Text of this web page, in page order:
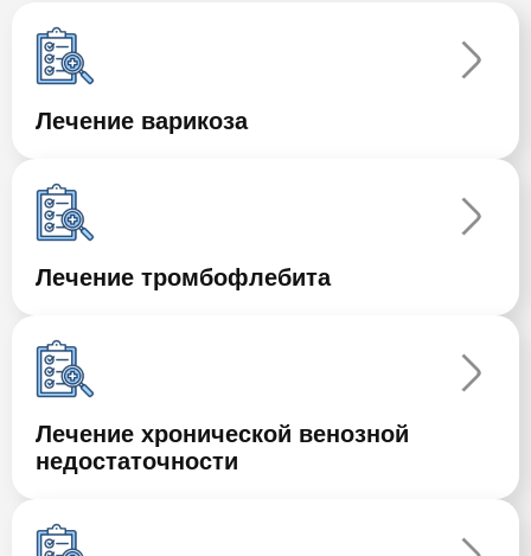
Лечение варикоза
Лечение тромбофлебита
Лечение хронической венозной
недостаточности